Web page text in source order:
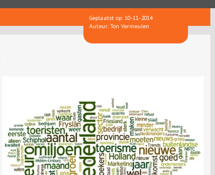
Geplaatst op: 10-11-2014
Auteur: Ton Vermeulen